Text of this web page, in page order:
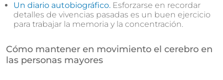
Un diario autobiográfico. Esforzarse en recordar
detalles de vivencias pasadas es un buen ejercicio
para trabajar la memoria y la concentración.
Cómo mantener en movimiento el cerebro en
las personas mayores